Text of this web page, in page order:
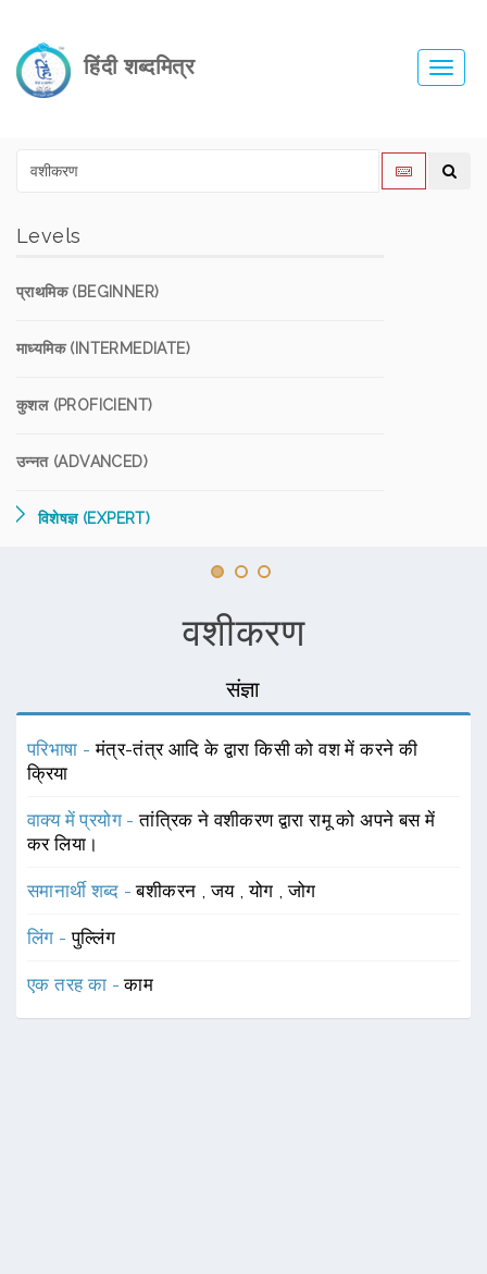
हिंदी शब्दमित्र
Levels
प्राथमिक (BEGINNER)
माध्यमिक (INTERMEDIATE)
कुशल (PROFICIENT)
उन्नत (ADVANCED)
विशेषज्ञ (EXPERT)
वशीकरण
संज्ञा
परिभाषा -मंत्र-तंत्र आदि के द्वारा किसी को वश में करने की
क्रिया
वाक्य में प्रयोग -तांत्रिक ने वशीकरण द्वारा रामू को अपने बस में
कर लिया।
समानार्थी शब्द -बशीकरन ,जय ,योग ,जोग
लिंग -पुल्लिंग
एक तरह का -काम